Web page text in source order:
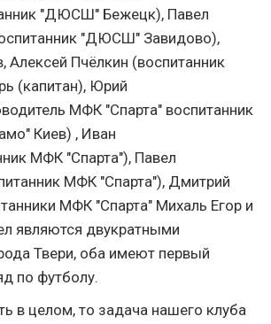
"ДЮСШ" Бежецк), Павел
"ДЮСШ" Завидово),
Пчёлкин (воспитанник
(капитан), Юрий
МФК "Спарта" воспитанник
Киев) , Иван
МФК "Спарта"), Павел
МФК "Спарта"), Дмитрий
МФК "Спарта" Михаль Егор и
являются двукратными
Твери, оба имеют первый
по футболу.
в целом, то задача нашего клуба